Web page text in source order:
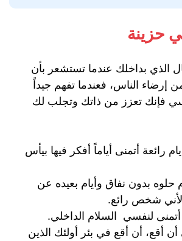
حزينة
الذي بداخلك عندما تستشعر بأن
إرضاء الناس، فعندما تفهم جيداً
فإنك تعزز من ذاتك وتجلب لك
رائعة أتمنى أياماً أفكر فيها بيأس
حلوه بدون نفاق وأيام بعيده عن
لأني شخص رائع.
لنفسي السلام الداخلي.
أقع، أن أقع في بئر أولئك الذين